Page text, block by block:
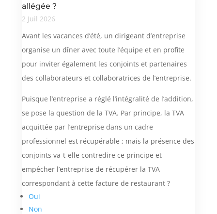
allégée ?
2 Juil 2026
Avant les vacances d’été, un dirigeant d’entreprise
organise un dîner avec toute l’équipe et en profite
pour inviter également les conjoints et partenaires
des collaborateurs et collaboratrices de l’entreprise.
Puisque l’entreprise a réglé l’intégralité de l’addition,
se pose la question de la TVA. Par principe, la TVA
acquittée par l’entreprise dans un cadre
professionnel est récupérable ; mais la présence des
conjoints va-t-elle contredire ce principe et
empêcher l’entreprise de récupérer la TVA
correspondant à cette facture de restaurant ?
Oui
Non